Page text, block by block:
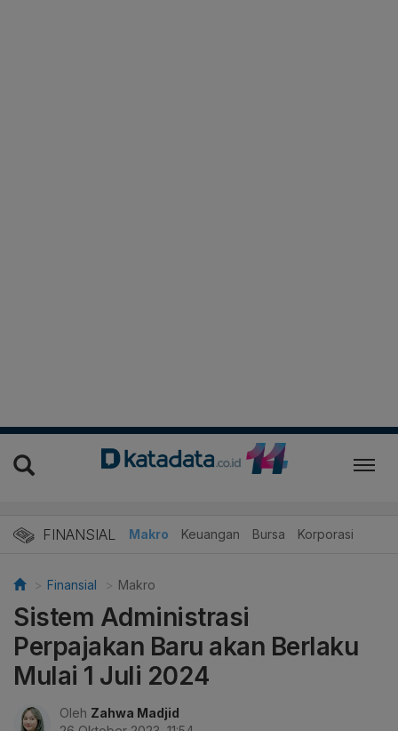
FINANSIAL Makro Keuangan Bursa Korporasi
Finansial Makro
Sistem Administrasi
Perpajakan Baru akan Berlaku
Mulai 1 Juli 2024
Oleh Zahwa Madjid